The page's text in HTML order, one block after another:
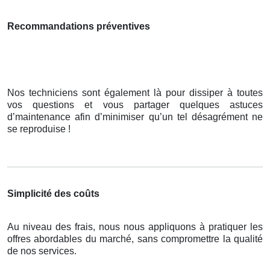
Recommandations préventives
Nos techniciens sont également là pour dissiper à toutes
vos questions et vous partager quelques astuces
d’maintenance afin d’minimiser qu’un tel désagrément ne
se reproduise !
Simplicité des coûts
Au niveau des frais, nous nous appliquons à pratiquer les
offres abordables du marché, sans compromettre la qualité
de nos services.